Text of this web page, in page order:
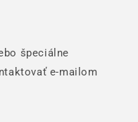
špeciálne
e-mailom